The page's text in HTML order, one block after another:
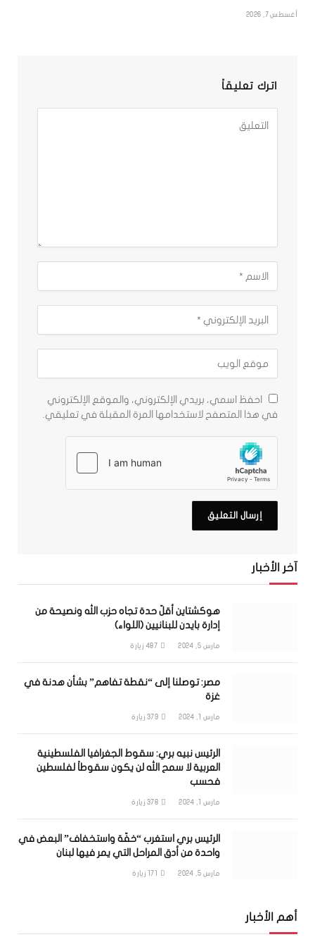
أغسطس 7, 2026
اترك تعليقاً
احفظ اسمي، بريدي الإلكتروني، والموقع الإلكتروني
في هذا المتصفح لاستخدامها المرة المقبلة في تعليقي.
آخر الأخبار
هوكشتاين أقلّ حدة تجاه حزب الله ونصيحة من
إدارة بايدن للبنانيين (اللواء)
مارس 5, 2024 487 زيارة
مصر: توصلنا إلى “نقطة تفاهم” بشأن هدنة في
غزة
مارس 1, 2024 379 زيارة
الرئيس نبيه بري: سقوط الجغرافيا الفلسطينية
العربية لا سمح الله لن يكون سقوطاً لفلسطين
فحسب
مارس 1, 2024 378 زيارة
الرئيس بري استغرب “خفّة واستخفاف” البعض في
واحدة من أدق المراحل التي يمر فيها لبنان
مارس 5, 2024 171 زيارة
أهم الأخبار